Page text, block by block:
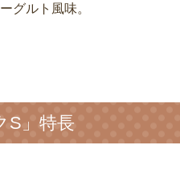
グルト風味。
S」特長